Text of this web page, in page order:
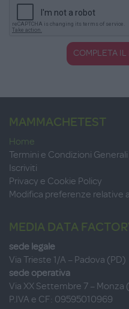
COMPLETA IL
MAMMACHETEST
Home
Termini e Condizioni
Iscriviti
Privacy e Cookie Policy
Modifica preferenze relative
MEDIA DATA
sede legale
Via Trieste 1/A – Padova (PD)
sede operativa
Via XX Settembre 7 – Monza
P.IVA e CF: 09595010969